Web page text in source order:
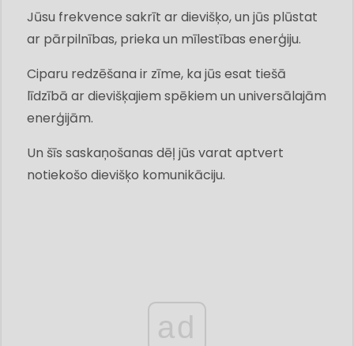
Jūsu frekvence sakrīt ar dievišķo, un jūs plūstat
ar pārpilnības, prieka un mīlestības enerģiju.
Ciparu redzēšana ir zīme, ka jūs esat tiešā
līdzībā ar dievišķajiem spēkiem un universālajām
enerģijām.
Un šīs saskaņošanas dēļ jūs varat aptvert
notiekošo dievišķo komunikāciju.
ad